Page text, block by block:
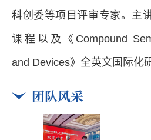
科创委等项目评审专家。 主
课程以及《Compound
and Devices》全英文国际化
团队风采